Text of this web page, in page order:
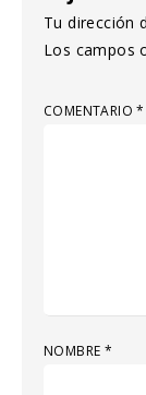
Tu dirección
Los campos
COMENTARIO*
NOMBRE *